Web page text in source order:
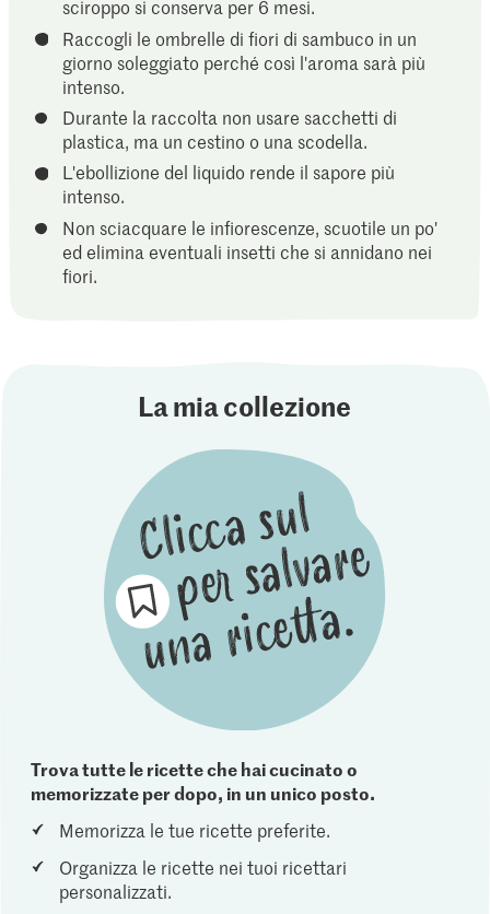
sciroppo si conserva per 6 mesi.
Raccogli le ombrelle di fiori di sambuco in un
giorno soleggiato perché così l'aroma sarà più
intenso.
Durante la raccolta non usare sacchetti di
plastica, ma un cestino o una scodella.
L'ebollizione del liquido rende il sapore più
intenso.
Non sciacquare le infiorescenze, scuotile un po'
ed elimina eventuali insetti che si annidano nei
fiori.
La mia collezione
Trova tutte le ricette che hai cucinato o
memorizzate per dopo, in un unico posto.
Memorizza le tue ricette preferite.
Organizza le ricette nei tuoi ricettari
personalizzati.